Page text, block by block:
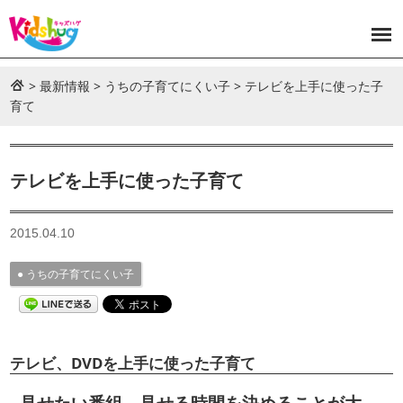
>最新情報 > うちの子育てにくい子 > テレビを上手に使った子
育て
テレビを上手に使った子育て
2015.04.10
うちの子育てにくい子
テレビ、DVDを上手に使った子育て